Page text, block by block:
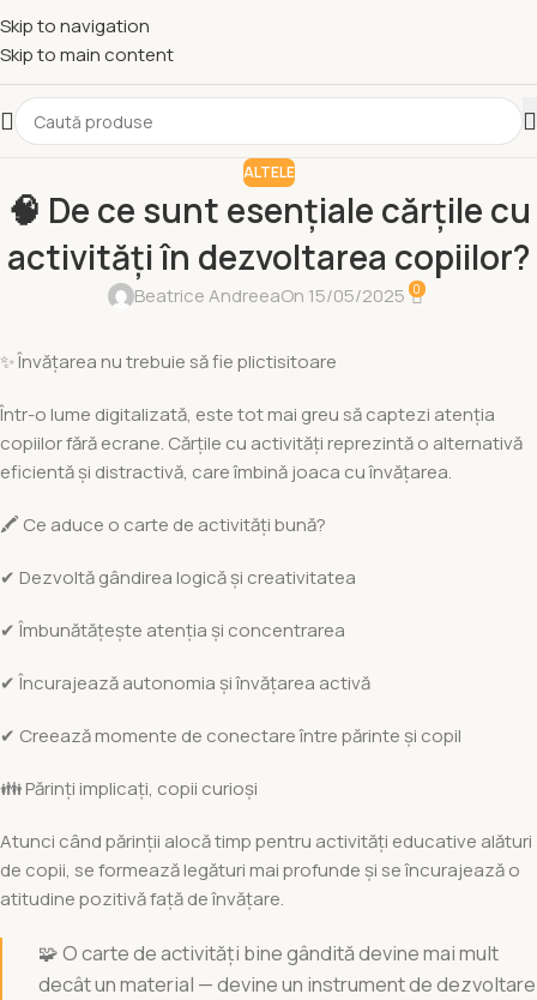
Skip to navigation
Skip to main content
ALTELE
🧠 De ce sunt esențiale cărțile cu
activități în dezvoltarea copiilor?
Beatrice AndreeaOn 15/05/2025 0
✨ Învățarea nu trebuie să fie plictisitoare
Într-o lume digitalizată, este tot mai greu să captezi atenția
copiilor fără ecrane. Cărțile cu activități reprezintă o alternativă
eficientă și distractivă, care îmbină joaca cu învățarea.
🖍️ Ce aduce o carte de activități bună?
✔ Dezvoltă gândirea logică și creativitatea
✔ Îmbunătățește atenția și concentrarea
✔ Încurajează autonomia și învățarea activă
✔ Creează momente de conectare între părinte și copil
👪 Părinți implicați, copii curioși
Atunci când părinții alocă timp pentru activități educative alături
de copii, se formează legături mai profunde și se încurajează o
atitudine pozitivă față de învățare.
🧩 O carte de activități bine gândită devine mai mult
decât un material — devine un instrument de dezvoltare